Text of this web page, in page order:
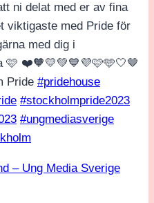
ni delat med er av fina
viktigaste med Pride för
med dig i
🩷 ❤️🧡💛💚💙💜🩷🩵🤍🤎
Pride #pridehouse
#stockholmpride2023
#ungmediasverige
– Ung Media Sverige